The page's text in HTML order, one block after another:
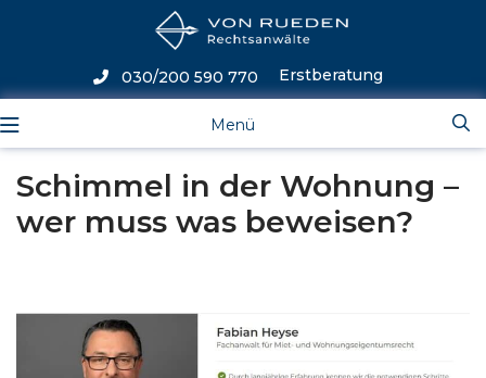
Menü
030/200 590 770 Erstberatung
Schimmel in der Wohnung –
wer muss was beweisen?